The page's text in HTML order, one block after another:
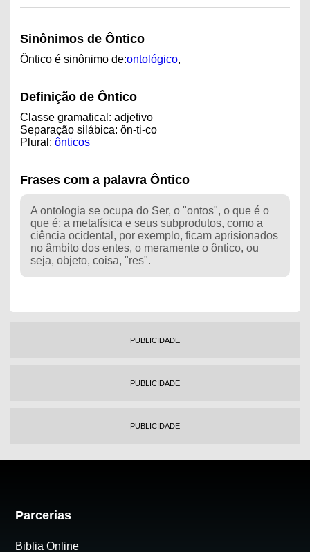
Sinônimos de Ôntico
Ôntico é sinônimo de:ontológico,
Definição de Ôntico
Classe gramatical: adjetivo
Separação silábica: ôn-ti-co
Plural: ônticos
Frases com a palavra Ôntico
A ontologia se ocupa do Ser, o "ontos", o que é o
que é; a metafísica e seus subprodutos, como a
ciência ocidental, por exemplo, ficam aprisionados
no âmbito dos entes, o meramente o ôntico, ou
seja, objeto, coisa, "res".
PUBLICIDADE
PUBLICIDADE
PUBLICIDADE
Parcerias
Biblia Online